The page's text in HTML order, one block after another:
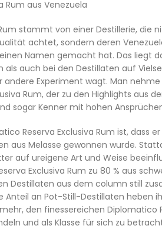
Rum aus Venezuela
stammt von einer Destillerie, die
achtet, sondern deren
Namen gemacht hat. Das liegt
als auch bei den Destillaten auf
andere Experiment wagt. Man
Rum, der zu den Highlights aus
sogar Kenner mit hohen
Reserva Exclusiva Rum ist, dass
aus Melasse gewonnen wurde.
auf ureigene Art und Weise
Exclusiva Rum zu 80 % aus
Destillaten aus dem column still
Anteil an Pot-Still-Destillaten heben
den finessereichen Diplomatico
und als Klasse für sich zu